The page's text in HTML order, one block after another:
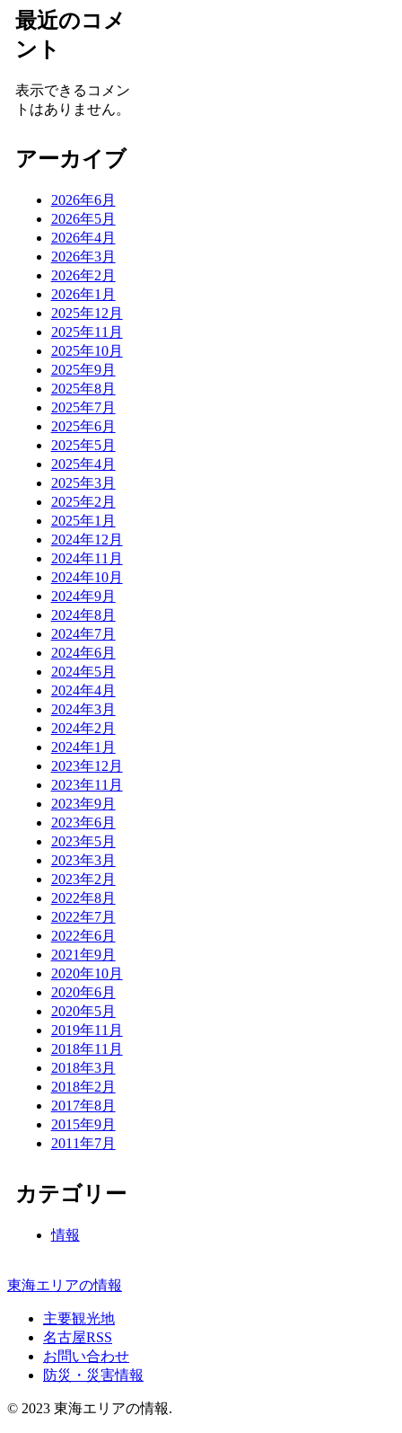
最近のコメ
ント
表示できるコメン
トはありません。
アーカイブ
2026年6月
2026年5月
2026年4月
2026年3月
2026年2月
2026年1月
2025年12月
2025年11月
2025年10月
2025年9月
2025年8月
2025年7月
2025年6月
2025年5月
2025年4月
2025年3月
2025年2月
2025年1月
2024年12月
2024年11月
2024年10月
2024年9月
2024年8月
2024年7月
2024年6月
2024年5月
2024年4月
2024年3月
2024年2月
2024年1月
2023年12月
2023年11月
2023年9月
2023年6月
2023年5月
2023年3月
2023年2月
2022年8月
2022年7月
2022年6月
2021年9月
2020年10月
2020年6月
2020年5月
2019年11月
2018年11月
2018年3月
2018年2月
2017年8月
2015年9月
2011年7月
カテゴリー
情報
東海エリアの情報
主要観光地
名古屋RSS
お問い合わせ
防災・災害情報
© 2023 東海エリアの情報.